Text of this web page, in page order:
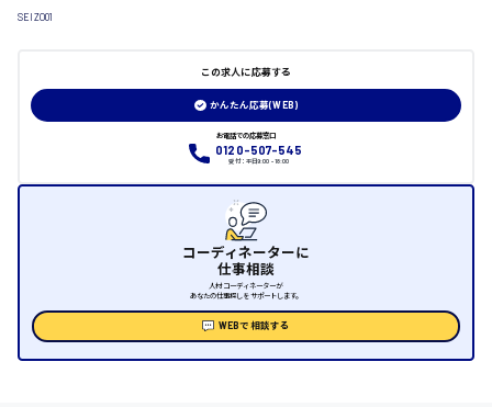
SEIZO01
この求人に応募する
かんたん応募(WEB)
お電話での応募窓口
0120-507-545
受付：平日9:00 - 18:00
コーディネーターに
仕事相談
人材コーディネーターが
あなたの仕事探しをサポートします。
WEBで相談する